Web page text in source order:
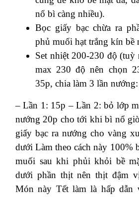
nổ bì càng nhiều).
Bọc giấy bạc chừa ra
phủ muối hạt trắng kín bề
Set nhiệt 200-230 độ
max 230 độ nên chọn
35p, chia làm 3 lần nướng:
– Lần 1: 15p – Lần 2: bỏ lớp
nướng 20p cho tới khi bì nổ
giấy bạc ra nướng cho vàng
dưới Làm theo cách này 100%
muối sau khi phủi khỏi bề
dưới phần thịt nên thịt đậm
Món này Tết làm là hấp dẫn